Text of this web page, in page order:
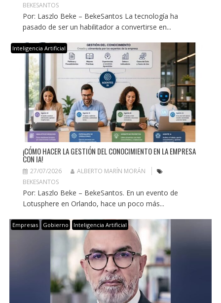
BEKESANTOS
Por: Laszlo Beke – BekeSantos La tecnología ha
pasado de ser un habilitador a convertirse en...
Inteligencia Artificial
¡CÓMO HACER LA GESTIÓN DEL CONOCIMIENTO EN LA EMPRESA
CON IA!
27/07/2026
ALBERTO MARÍN MORÁN
BEKESANTOS
Por: Laszlo Beke – BekeSantos. En un evento de
Lotusphere en Orlando, hace un poco más...
Empresas Gobierno Inteligencia Artificial